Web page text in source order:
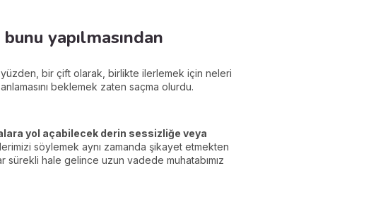
yapılmasından
bir çift olarak, birlikte ilerlemek için neleri
beklemek zaten saçma olurdu.
yol açabilecek derin sessizliğe veya
söylemek aynı zamanda şikayet etmekten
sürekli hale gelince uzun vadede muhatabımız